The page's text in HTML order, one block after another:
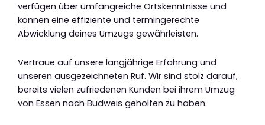
verfügen über umfangreiche Ortskenntnisse und
können eine effiziente und termingerechte
Abwicklung deines Umzugs gewährleisten.
Vertraue auf unsere langjährige Erfahrung und
unseren ausgezeichneten Ruf. Wir sind stolz darauf,
bereits vielen zufriedenen Kunden bei ihrem Umzug
von Essen nach Budweis geholfen zu haben.